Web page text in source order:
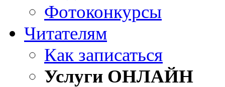
Фотоконкурсы
Читателям
Как записаться
Услуги ОНЛАЙН